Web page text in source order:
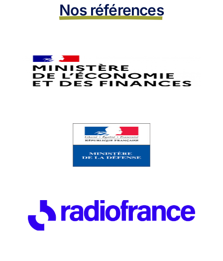
Nos références